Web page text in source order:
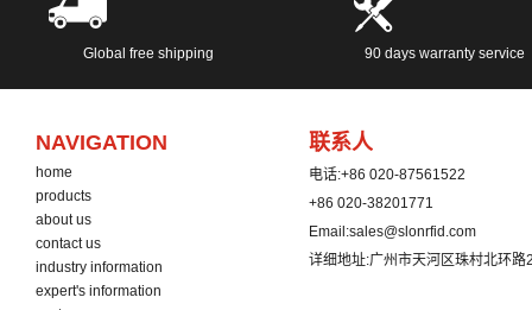
Global free shipping 90 days warranty service
NAVIGATION
home
products
about us
contact us
industry information
expert's information
联系人
电话:+86 020-87561522
+86 020-38201771
Email:sales@slonrfid.com
详细地址:广州市天河区珠村北环